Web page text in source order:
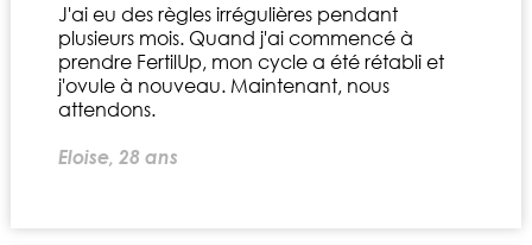
J'ai eu des règles irrégulières pendant
plusieurs mois. Quand j'ai commencé à
prendre FertilUp, mon cycle a été rétabli et
j'ovule à nouveau. Maintenant, nous
attendons.
Eloise, 28 ans